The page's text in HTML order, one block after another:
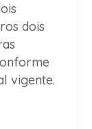
dois
vigente.